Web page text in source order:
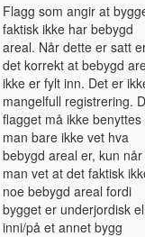
Flagg som angir at
faktisk ikke har bebygd
areal. Når dette er satt
det korrekt at bebygd
ikke er fylt inn. Det er
mangelfull registrering.
flagget må ikke benyttes
man bare ikke vet hva
bebygd areal er, kun når
man vet at det faktisk
noe bebygd areal fordi
bygget er underjordisk
inni/på et annet bygg